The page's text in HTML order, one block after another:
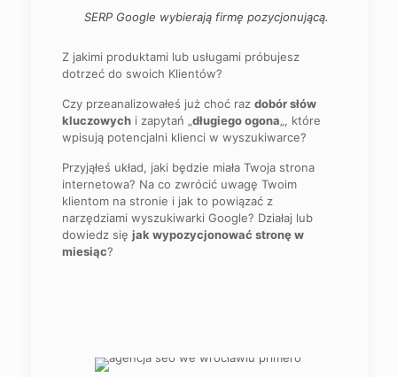
SERP Google wybierają firmę pozycjonującą.
Z jakimi produktami lub usługami próbujesz
dotrzeć do swoich Klientów?
Czy przeanalizowałeś już choć raz dobór słów
kluczowychi zapytań „długiego ogona„, które
wpisują potencjalni klienci w wyszukiwarce?
Przyjąłeś układ, jaki będzie miała Twoja strona
internetowa? Na co zwrócić uwagę Twoim
klientom na stronie i jak to powiązać z
narzędziami wyszukiwarki Google? Działaj lub
dowiedz się jak wypozycjonować stronę w
miesiąc?